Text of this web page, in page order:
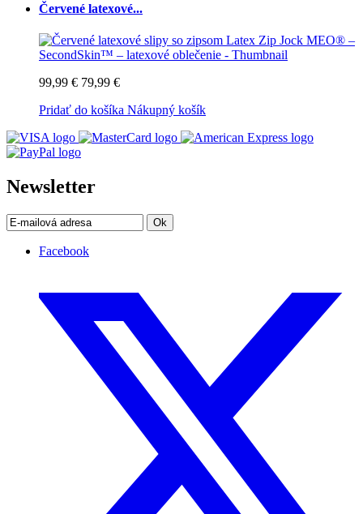
Červené latexové...
99,99 € 79,99 €
Pridať do košíka Nákupný košík
Newsletter
Ok
Facebook